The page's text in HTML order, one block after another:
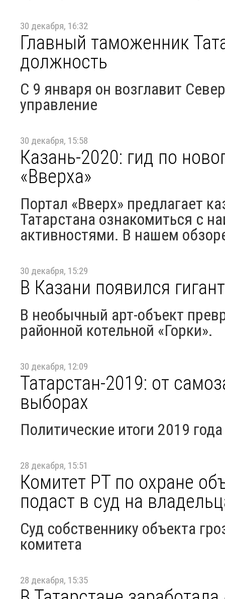
30 декабря, 16:32
Главный таможенник
должность
С 9 января он возглавит
управление
30 декабря, 15:58
Казань-2020: гид по
«Вверха»
Портал «Вверх» предлагает
Татарстана ознакомиться с
активностями. В нашем
30 декабря, 15:29
В Казани появился
В необычный арт-объект
районной котельной «Горки».
30 декабря, 12:09
Татарстан-2019: от
выборах
Политические итоги 2019
28 декабря, 15:51
Комитет РТ по охране
подаст в суд на
Суд собственнику объекта
комитета
28 декабря, 15:35